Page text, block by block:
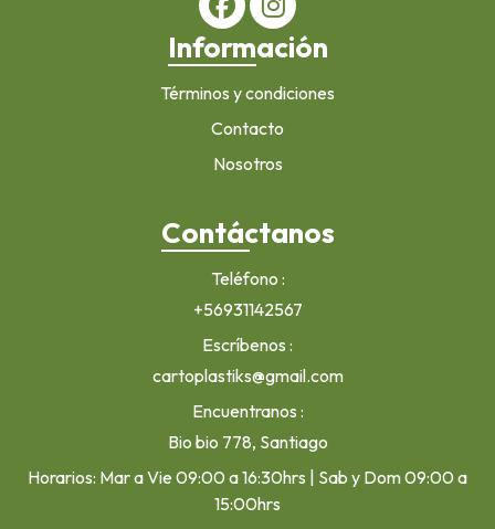
Información
Términos y condiciones
Contacto
Nosotros
Contáctanos
Teléfono
+56931142567
Escríbenos
cartoplastiks@gmail.com
Encuentranos
Bio bio 778, Santiago
Horarios: Mar a Vie 09:00 a 16:30hrs | Sab y Dom 09:00 a
15:00hrs